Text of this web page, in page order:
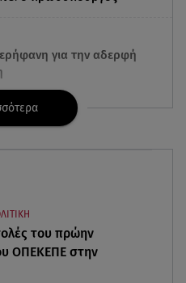
για την αδερφή
αυγά στον
νύφη τη μέρα του
του πρώην
ΟΠΕΚΕΠE στην